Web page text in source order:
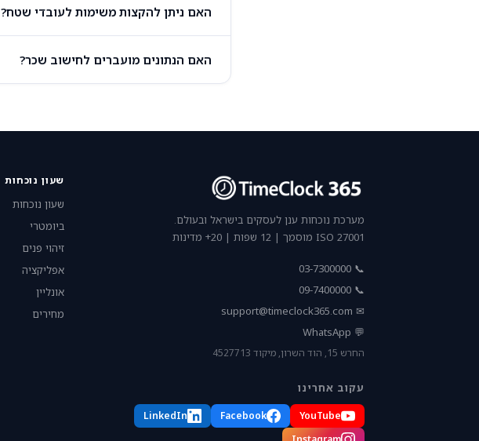
האם ניתן להקצות משימות לעובדי שטח?
האם הנתונים מועברים לחישוב שכר?
מערכת נוכחות ענן לעסקים בישראל ובעולם.
ISO 27001 מוסמך | 12 שפות | 20+ מדינות
📞 03-7300000
📞 09-7400000
✉
support@timeclock365.com
💬 WhatsApp
החרש 15, הוד השרון, מיקוד 4527713
עקוב אחרינו
YouTube
Facebook
LinkedIn
שעון נוכחות
שעון נוכחות
ביומטרי
זיהוי פנים
אפליקציה
אונליין
מחירים